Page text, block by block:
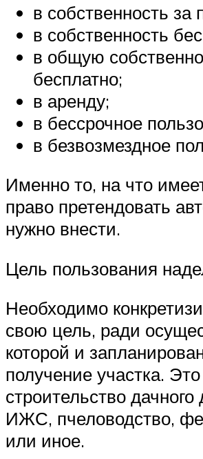
в собственность за
в собственность
в общую
бесплатно;
в аренду;
в бессрочное
в безвозмездное
Именно то, на что
право претендовать
нужно внести.
Цель пользования
Необходимо
свою цель, ради
которой и
получение участка.
строительство дачного
ИЖС, пчеловодство,
или иное.